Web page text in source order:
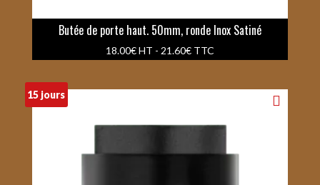
Butée de porte haut. 50mm, ronde Inox Satiné
18.00€HT - 21.60€TTC
15 jours